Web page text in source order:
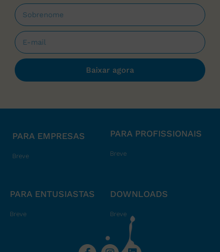
Baixar agora
PARA EMPRESAS
Breve
PARA PROFISSIONAIS
Breve
PARA ENTUSIASTAS
Breve
DOWNLOADS
Breve